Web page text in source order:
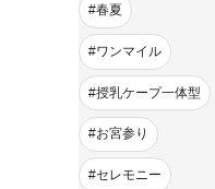
春夏
ワンマイル
授乳ケープ一体型
お宮参り
セレモニー